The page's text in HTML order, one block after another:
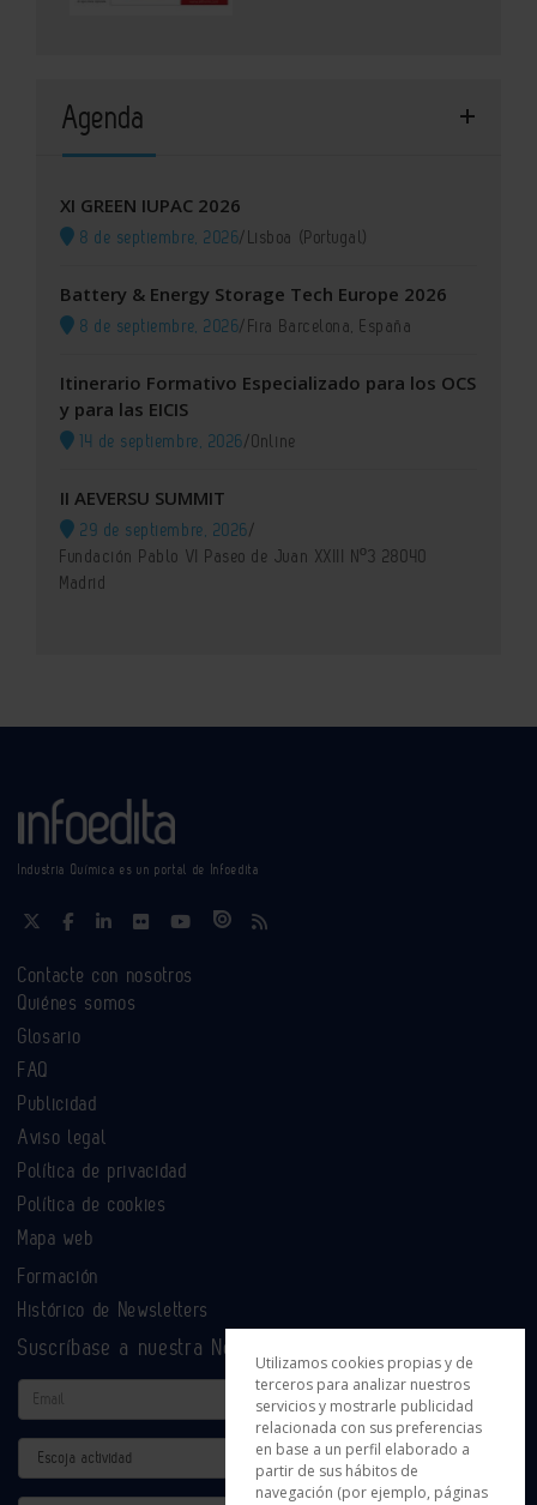
Agenda
XI GREEN IUPAC 2026
8 de septiembre, 2026/Lisboa (Portugal)
Battery & Energy Storage Tech Europe 2026
8 de septiembre, 2026/Fira Barcelona, España
Itinerario Formativo Especializado para los OCS
y para las EICIS
14 de septiembre, 2026/Online
II AEVERSU SUMMIT
29 de septiembre, 2026/
Fundación Pablo VI Paseo de Juan XXIII Nº3 28040
Madrid
Industria Química es un portal de Infoedita
Contacte con nosotros
Quiénes somos
Glosario
FAQ
Publicidad
Aviso legal
Política de privacidad
Política de cookies
Mapa web
Formación
Histórico de Newsletters
Suscríbase a nuestra Newsletter
Email
Actividad
Utilizamos cookies propias y de
terceros para analizar nuestros
servicios y mostrarle publicidad
relacionada con sus preferencias
en base a un perfil elaborado a
partir de sus hábitos de
navegación (por ejemplo, páginas